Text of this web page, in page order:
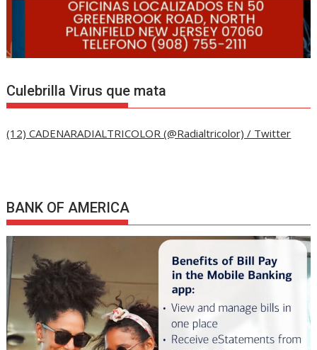
Culebrilla Virus que mata
(12) CADENARADIALTRICOLOR (@Radialtricolor) / Twitter
BANK OF AMERICA